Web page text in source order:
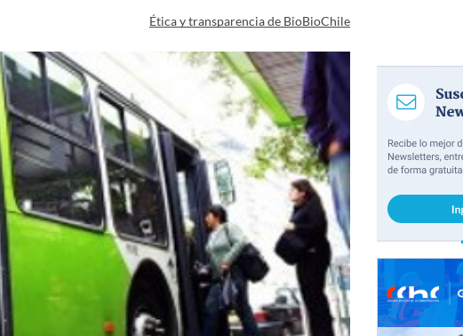
Ética y transparencia de BioBioChile